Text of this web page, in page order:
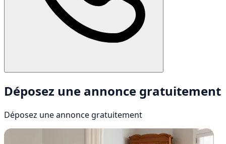
Déposez une annonce gratuitement
Déposez une annonce gratuitement